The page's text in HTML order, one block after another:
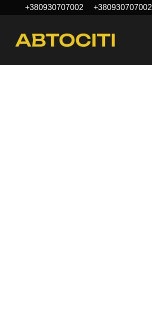
Перейти к основному контенту
+380930707002 +380930707002